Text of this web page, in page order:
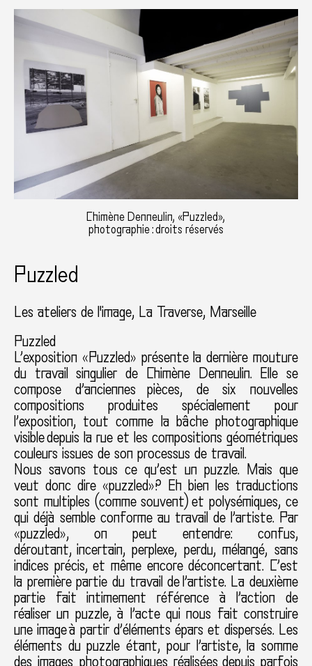
Chimène Denneulin, «Puzzled»,
photographie : droits réservés
Puzzled
Les ateliers de l'image, La Traverse Marseille
Puzzled
L’exposition «Puzzled» présente la dernière mouture
du travail singulier de Chimène Denneulin. Elle se
compose d’anciennes pièces, de six nouvelles
compositions produites spécialement pour
l’exposition, tout comme la bâche photographique
visible depuis la rue et les compositions géométriques
couleurs issues de son processus de travail.
Nous savons tous ce qu’est un puzzle. Mais que
veut donc dire «puzzled»? Eh bien les traductions
sont multiples (comme souvent) et polysémiques, ce
qui déjà semble conforme au travail de l’artiste. Par
«puzzled», on peut entendre: confus,
déroutant, incertain, perplexe, perdu, mélangé, sans
indices précis, et même encore déconcertant. C’est
la première partie du travail de l’artiste. La deuxième
partie fait intimement référence à l’action de
réaliser un puzzle, à l’acte qui nous fait construire
une image à partir d’éléments épars et dispersés. Les
éléments du puzzle étant, pour l’artiste, la somme
des images photographiques réalisées depuis parfois